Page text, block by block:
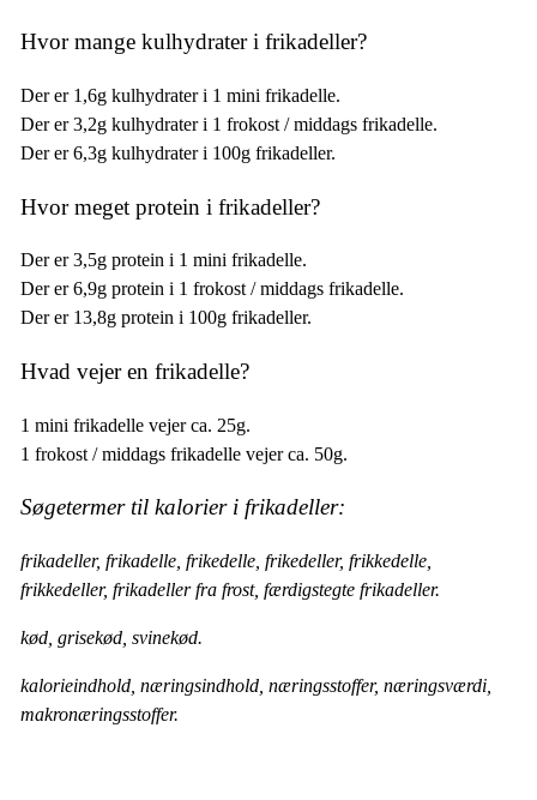
Hvor mange kulhydrater i frikadeller?
Der er 1,6g kulhydrater i 1 mini frikadelle.
Der er 3,2g kulhydrater i 1 frokost / middags frikadelle.
Der er 6,3g kulhydrater i 100g frikadeller.
Hvor meget protein i frikadeller?
Der er 3,5g protein i 1 mini frikadelle.
Der er 6,9g protein i 1 frokost / middags frikadelle.
Der er 13,8g protein i 100g frikadeller.
Hvad vejer en frikadelle?
1 mini frikadelle vejer ca. 25g.
1 frokost / middags frikadelle vejer ca. 50g.
Søgetermer til kalorier i frikadeller:
frikadeller, frikadelle, frikedelle, frikedeller, frikkedelle,
frikkedeller, frikadeller fra frost, færdigstegte frikadeller.
kød, grisekød, svinekød.
kalorieindhold, næringsindhold, næringsstoffer, næringsværdi,
makronæringsstoffer.